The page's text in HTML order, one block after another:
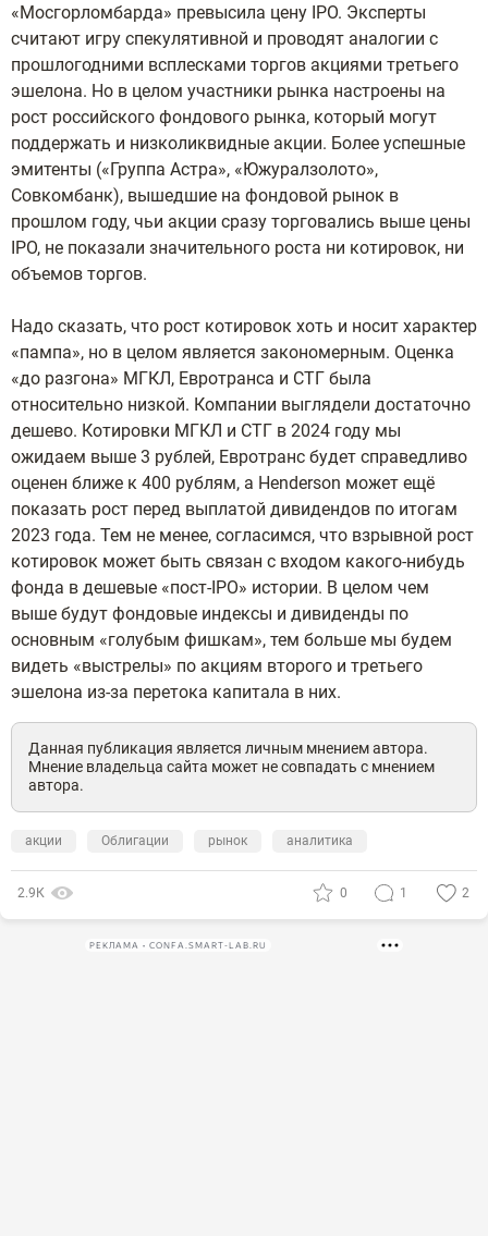
«Мосгорломбарда» превысила цену IPO. Эксперты
считают игру спекулятивной и проводят аналогии с
прошлогодними всплесками торгов акциями третьего
эшелона. Но в целом участники рынка настроены на
рост российского фондового рынка, который могут
поддержать и низколиквидные акции. Более успешные
эмитенты («Группа Астра», «Южуралзолото»,
Совкомбанк), вышедшие на фондовой рынок в
прошлом году, чьи акции сразу торговались выше цены
IPO, не показали значительного роста ни котировок, ни
объемов торгов.
Надо сказать, что рост котировок хоть и носит характер
«пампа», но в целом является закономерным. Оценка
«до разгона» МГКЛ, Евротранса и СТГ была
относительно низкой. Компании выглядели достаточно
дешево. Котировки МГКЛ и СТГ в 2024 году мы
ожидаем выше 3 рублей, Евротранс будет справедливо
оценен ближе к 400 рублям, а Henderson может ещё
показать рост перед выплатой дивидендов по итогам
2023 года. Тем не менее, согласимся, что взрывной рост
котировок может быть связан с входом какого-нибудь
фонда в дешевые «пост-IPO» истории. В целом чем
выше будут фондовые индексы и дивиденды по
основным «голубым фишкам», тем больше мы будем
видеть «выстрелы» по акциям второго и третьего
эшелона из-за перетока капитала в них.
Данная публикация является личным мнением автора.
Мнение владельца сайта может не совпадать с мнением
автора.
акции Облигации рынок аналитика
2.9К 0 1 2
РЕКЛАМА • CONFA.SMART-LAB.RU